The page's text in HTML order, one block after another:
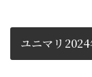
ユニマリ